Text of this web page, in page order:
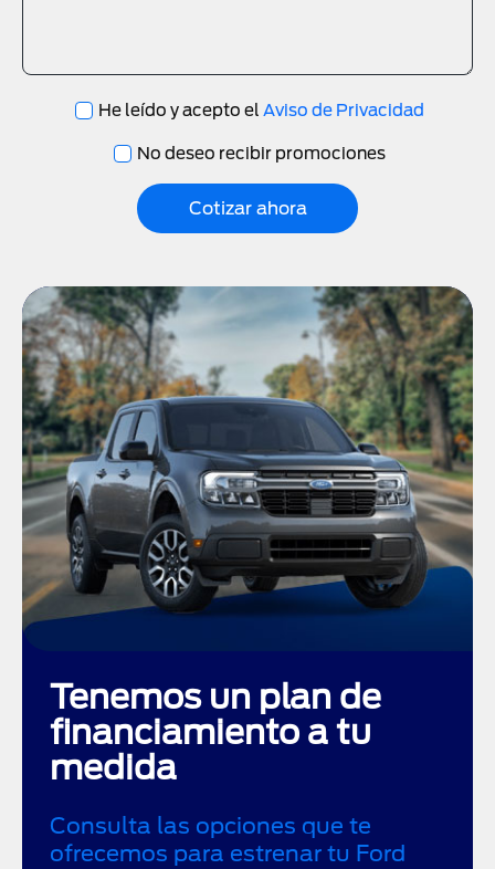
He leído y acepto el Aviso de Privacidad
No deseo recibir promociones
Cotizar ahora
Tenemos un plan de
financiamiento a tu
medida
Consulta las opciones que te
ofrecemos para estrenar tu Ford